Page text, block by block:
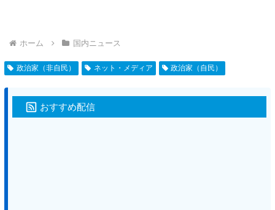
ホーム 国内ニュース
政治家（非自民） ネット・メディア 政治家（自民）
おすすめ配信